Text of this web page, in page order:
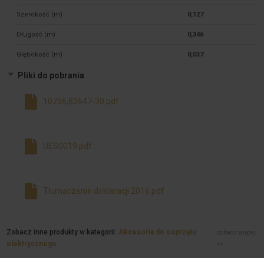
Szerokość (m) 0,127
Długość (m) 0,346
Głębokość (m) 0,037
Pliki do pobrania
10756,82647-30.pdf
UES0019.pdf
Tlumaczenie deklaracji 2016.pdf
Zobacz inne produkty w kategorii: Akcesoria do osprzętu
elektrycznego
zobacz więcej
>>